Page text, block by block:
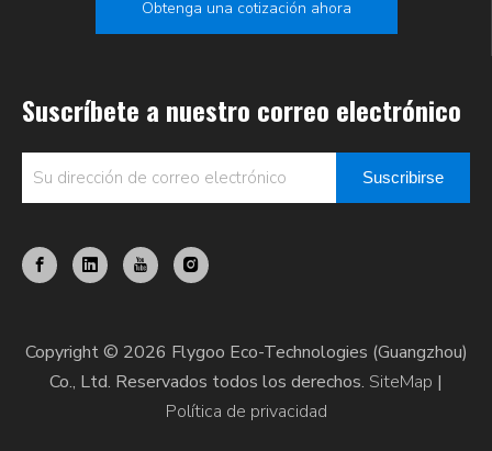
Obtenga una cotización ahora
Suscríbete a nuestro correo electrónico
Suscribirse
Copyright © 2026 Flygoo Eco-Technologies (Guangzhou)
Co., Ltd. Reservados todos los derechos. SiteMap |
Política de privacidad